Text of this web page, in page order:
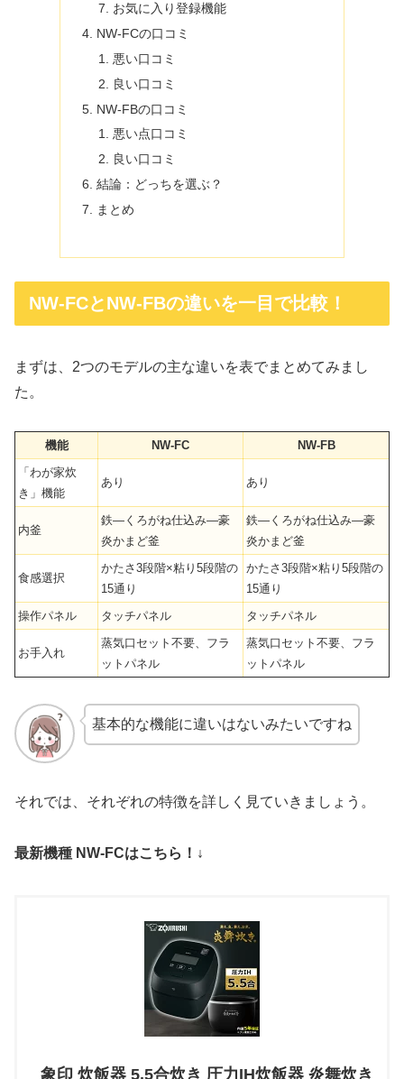
お気に入り登録機能
NW-FCの口コミ
悪い口コミ
良い口コミ
NW-FBの口コミ
悪い点口コミ
良い口コミ
結論：どっちを選ぶ？
まとめ
NW-FCとNW-FBの違いを一目で比較！
まずは、2つのモデルの主な違いを表でまとめてみまし
た。
機能 NW-FC
NW-FB
「わが家炊
き」機能
あり あり
内釜
鉄―くろがね仕込み―豪
炎かまど釜
鉄―くろがね仕込み―豪
炎かまど釜
食感選択
かたさ3段階×粘り5段階の
15通り
かたさ3段階×粘り5段階の
15通り
操作パネル
タッチパネル タッチパネル
お手入れ
蒸気口セット不要、フラ
ットパネル
蒸気口セット不要、フラ
ットパネル
基本的な機能に違いはないみたいですね
それでは、それぞれの特徴を詳しく見ていきましょう。
最新機種 NW-FCはこちら！↓
象印 炊飯器 5.5合炊き 圧力IH炊飯器 炎舞炊き